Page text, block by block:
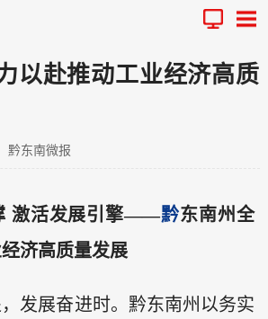
以赴推动工业经济高质
黔东南微报
激活发展引擎——黔东南州全
济高质量发展
发展奋进时。黔东南州以务实